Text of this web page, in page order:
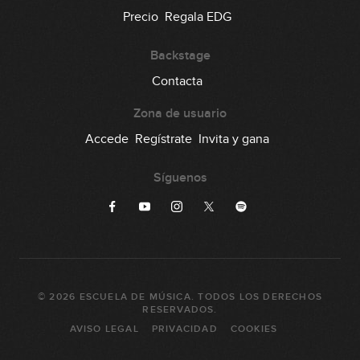
Precio Regala EDG
Backstage
Contacta
Zona de usuario
Accede Regístrate Invita y gana
Síguenos
©2026 ESCUELA DE MÚSICA. TODOS LOS DERECHOS
RESERVADOS.
AVISO LEGAL
PRIVACIDAD COOKIES